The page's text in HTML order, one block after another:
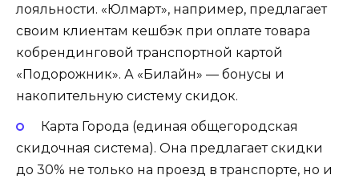
лояльности. «Юлмарт», например, предлагает
своим клиентам кешбэк при оплате товара
кобрендинговой транспортной картой
«Подорожник». А «Билайн» — бонусы и
накопительную систему скидок.
Карта Города (единая общегородская
скидочная система). Она предлагает скидки
до 30% не только на проезд в транспорте, но и